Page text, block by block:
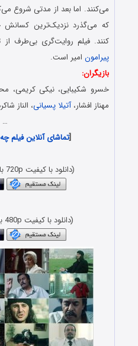
می‌کنند. اما بعد از مدتی شروع
که می‌گذرد نزدیک‌ترین کسانش
کنند. فیلم روایت‌گری بی‌طرف
پیرامون امیر است.
بازیگران:
خسرو شکیبایی، نیکی کریمی،
مهناز افشار،آتیلا پسیانی، الناز
…
[تماشای آنلاین فیلم
(دانلود با کیفیت 720p با حجم 991 گیگابایت)
(دانلود با کیفیت 480p با حجم 763 مگابایت)